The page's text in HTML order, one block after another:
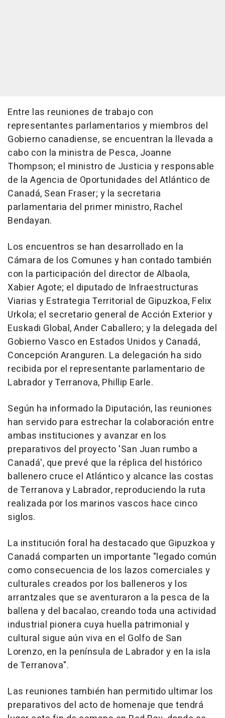
Entre las reuniones de trabajo con
representantes parlamentarios y miembros del
Gobierno canadiense, se encuentran la llevada a
cabo con la ministra de Pesca, Joanne
Thompson; el ministro de Justicia y responsable
de la Agencia de Oportunidades del Atlántico de
Canadá, Sean Fraser; y la secretaria
parlamentaria del primer ministro, Rachel
Bendayan.
Los encuentros se han desarrollado en la
Cámara de los Comunes y han contado también
con la participación del director de Albaola,
Xabier Agote; el diputado de Infraestructuras
Viarias y Estrategia Territorial de Gipuzkoa, Felix
Urkola; el secretario general de Acción Exterior y
Euskadi Global, Ander Caballero; y la delegada del
Gobierno Vasco en Estados Unidos y Canadá,
Concepción Aranguren. La delegación ha sido
recibida por el representante parlamentario de
Labrador y Terranova, Phillip Earle.
Según ha informado la Diputación, las reuniones
han servido para estrechar la colaboración entre
ambas instituciones y avanzar en los
preparativos del proyecto 'San Juan rumbo a
Canadá', que prevé que la réplica del histórico
ballenero cruce el Atlántico y alcance las costas
de Terranova y Labrador, reproduciendo la ruta
realizada por los marinos vascos hace cinco
siglos.
La institución foral ha destacado que Gipuzkoa y
Canadá comparten un importante "legado común
como consecuencia de los lazos comerciales y
culturales creados por los balleneros y los
arrantzales que se aventuraron a la pesca de la
ballena y del bacalao, creando toda una actividad
industrial pionera cuya huella patrimonial y
cultural sigue aún viva en el Golfo de San
Lorenzo, en la península de Labrador y en la isla
de Terranova".
Las reuniones también han permitido ultimar los
preparativos del acto de homenaje que tendrá